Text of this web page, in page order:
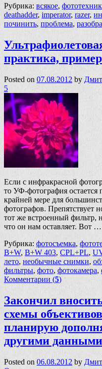
Рубрика: всякое,
deathadder, imperator, razer,
починить, проблема,
практика,
Posted on 07.08.2012 by
5
Если с инфракрасной
то УФ-фотография
крайней мере для
фотографов. Препятствует
тот же встроенный фильтр,
что он нам оставляет. Вот …
Рубрика: фотосъемка,
B+W, B+W 403, CPL+PL,
лето, необычные снимки,
фильтры, фото, фотокамера,
Комментарии (5)
Закончил
схемы
планирую
другими
Posted on 06.08.2012 by